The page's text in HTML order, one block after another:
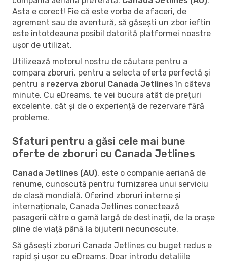
Asta e corect! Fie că este vorba de afaceri, de
agrement sau de aventură, să găsești un zbor ieftin
este întotdeauna posibil datorită platformei noastre
ușor de utilizat.
Utilizează motorul nostru de căutare pentru a
compara zboruri, pentru a selecta oferta perfectă și
pentru a rezerva zborul Canada Jetlines în câteva
minute. Cu eDreams, te vei bucura atât de prețuri
excelente, cât și de o experiență de rezervare fără
probleme.
Sfaturi pentru a găsi cele mai bune
oferte de zboruri cu Canada Jetlines
Canada Jetlines (AU), este o companie aeriană de
renume, cunoscută pentru furnizarea unui serviciu
de clasă mondială. Oferind zboruri interne și
internaționale, Canada Jetlines conectează
pasagerii către o gamă largă de destinații, de la orașe
pline de viață până la bijuterii necunoscute.
Să găsești zboruri Canada Jetlines cu buget redus e
rapid și ușor cu eDreams. Doar introdu detaliile